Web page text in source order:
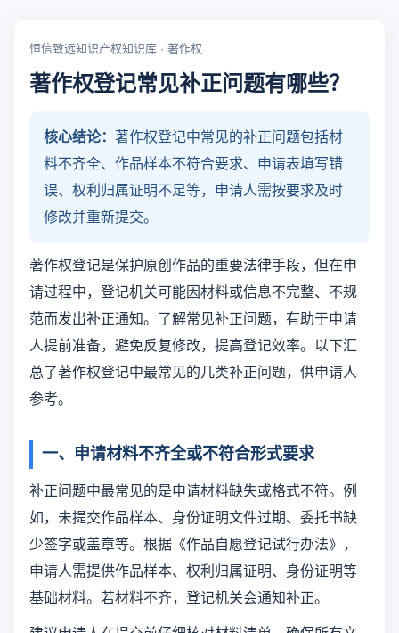
恒信致远知识产权知识库 · 著作权
著作权登记常见补正问题有哪些？
核心结论： 著作权登记中常见的补正问题包括材
料不齐全、作品样本不符合要求、申请表填写错
误、权利归属证明不足等，申请人需按要求及时
修改并重新提交。
著作权登记是保护原创作品的重要法律手段，但在申
请过程中，登记机关可能因材料或信息不完整、不规
范而发出补正通知。了解常见补正问题，有助于申请
人提前准备，避免反复修改，提高登记效率。以下汇
总了著作权登记中最常见的几类补正问题，供申请人
参考。
一、申请材料不齐全或不符合形式要求
补正问题中最常见的是申请材料缺失或格式不符。例
如，未提交作品样本、身份证明文件过期、委托书缺
少签字或盖章等。根据《作品自愿登记试行办法》，
申请人需提供作品样本、权利归属证明、身份证明等
基础材料。若材料不齐，登记机关会通知补正。